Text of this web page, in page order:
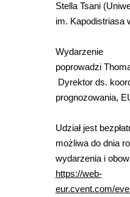
Stella Tsani (
im. Kapodistriasa
Wydarzenie
poprowadzi
Dyrektor ds.
prognozowania,
Udział jest
możliwa do dnia
wydarzenia i
https://web-
eur.cvent.com/